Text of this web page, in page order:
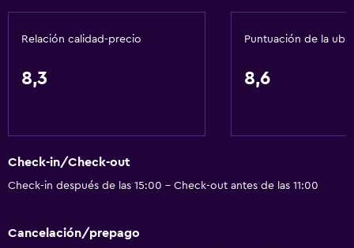
Inodoro con barras de apoyo
Estacionamiento accesible
Baño
Tina de baño
Secador de pelo
Papel higiénico
Relación calidad-precio
8,3
Puntuación de la
8,6
Check-in/Check-out
Check-in después de las 15:00 - Check-out antes de las 11:00
Cancelación/prepago